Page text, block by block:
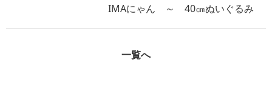
IMAにゃん ～ 40㎝ぬいぐるみ
一覧へ